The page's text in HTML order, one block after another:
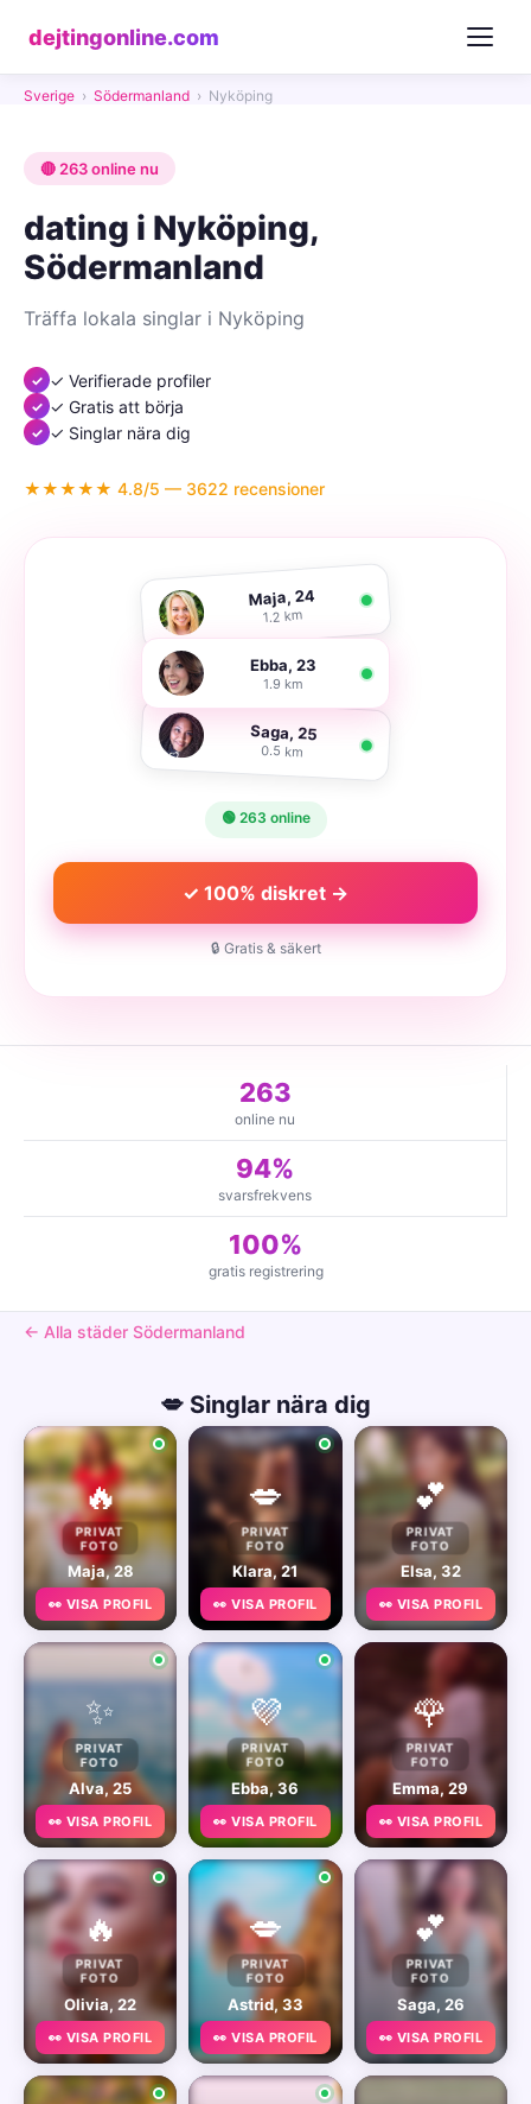
dejtingonline.com
Sverige › Södermanland › Nyköping
🔴 263 online nu
dating i Nyköping,
Södermanland
Träffa lokala singlar i Nyköping
✓ Verifierade profiler
✓ Gratis att börja
✓ Singlar nära dig
★★★★★ 4.8/5 — 3622 recensioner
Maja, 24
1.2 km
Ebba, 23
1.9 km
Saga, 25
0.5 km
🟢 263 online
✓ 100% diskret →
🔒 Gratis & säkert
263
online nu
94%
svarsfrekvens
100%
gratis registrering
← Alla städer Södermanland
💋 Singlar nära dig
🔥
PRIVAT
FOTO
Maja, 28
👀 VISA PROFIL
💋
PRIVAT
FOTO
Klara, 21
👀 VISA PROFIL
💕
PRIVAT
FOTO
Elsa, 32
👀 VISA PROFIL
✨
PRIVAT
FOTO
Alva, 25
👀 VISA PROFIL
💜
PRIVAT
FOTO
Ebba, 36
👀 VISA PROFIL
🌹
PRIVAT
FOTO
Emma, 29
👀 VISA PROFIL
🔥
PRIVAT
FOTO
Olivia, 22
👀 VISA PROFIL
💋
PRIVAT
FOTO
Astrid, 33
👀 VISA PROFIL
💕
PRIVAT
FOTO
Saga, 26
👀 VISA PROFIL